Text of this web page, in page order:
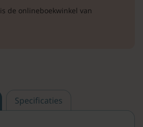
is de onlineboekwinkel van
Specificaties